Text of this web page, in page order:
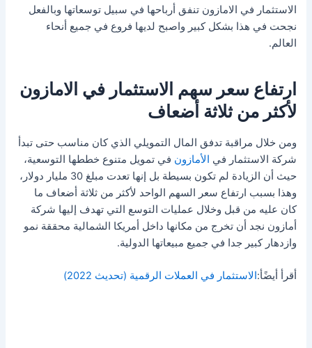
الاستثمار في الامازون تنفق أرباحها في سبيل توسعاتها وبالفعل
نجحت في هذا بشكل كبير واصبح لديها فروع في جميع أنحاء
العالم.
ارتفاع سعر سهم الاستثمار في الامازون
لأكثر من ثلاثة أضعاف
ومن خلال مراقبة تدفق المال التمويلي الذي كان مناسب حتى تبدأ
شركة الاستثمار في الأمازونفي تمويل متنوع خططها التوسعية،
حيث أن الزيادة لم تكون بسيطة بل إنها تعدت مبلغ 30 مليار دولار،
وهذا بسبب ارتفاع سعر السهم الواحد لأكثر من ثلاثة أضعاف ما
كان عليه من قبل وخلال عمليات التوسع التي تهدف إليها شركة
أمازون نجد أن تخرج من مكانها داخل أمريكا الشمالية محققة نمو
وازدهار كبير جدا في جميع مبيعاتها الدولية.
أقرأ أيضًأ:الاستثمار في العملات الرقمية (تحديث 2022)